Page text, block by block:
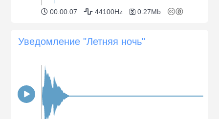
00:00:07 44100Hz 0.27Mb
Уведомление "Летняя ночь"